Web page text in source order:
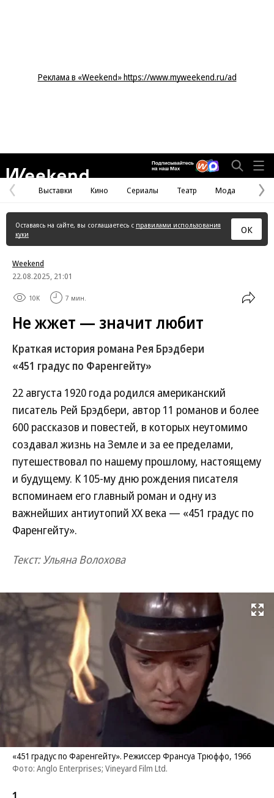
Реклама в «Weekend» https://www.myweekend.ru/ad
Предыдущая
страница
Выставки Кино Сериалы Театр Мода
Оставаясь на сайте, вы соглашаетесь с правилами использования
куки
ОК
Weekend
22.08.2025, 21:01
10K 7 мин.
Не жжет — значит любит
Краткая история романа Рея Брэдбери
«451 градус по Фаренгейту»
22 августа 1920 года родился американский
писатель Рей Брэдбери, автор 11 романов и более
600 рассказов и повестей, в которых неутомимо
создавал жизнь на Земле и за ее пределами,
путешествовал по нашему прошлому, настоящему
и будущему. К 105-му дню рождения писателя
вспоминаем его главный роман и одну из
важнейших антиутопий XX века — «451 градус по
Фаренгейту».
Текст: Ульяна Волохова
Развернуть
«451 градус по Фаренгейту». Режиссер Франсуа Трюффо, 1966
Фото: Anglo Enterprises; Vineyard Film Ltd.